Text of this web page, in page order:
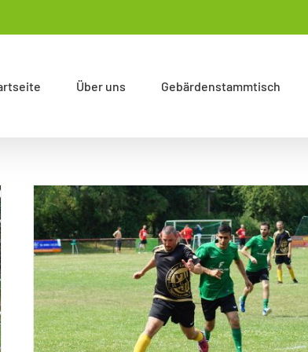
Über uns Gebärdenstammtisch